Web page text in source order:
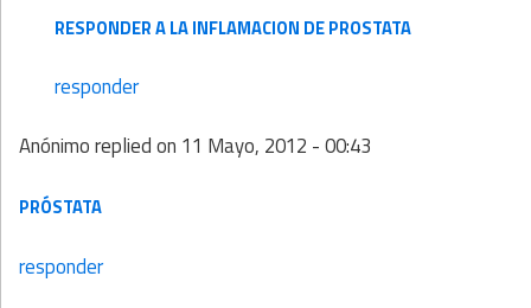
RESPONDER A LA INFLAMACION DE PROSTATA
responder
Anónimoreplied on 11 Mayo, 2012 - 00:43
PRÓSTATA
responder